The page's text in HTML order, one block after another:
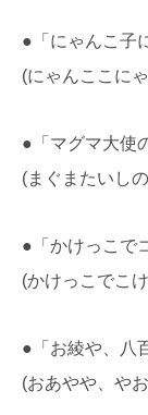
●「にゃんこ子
(にゃんここに
●「マグマ大使
(まぐまたいし
●「かけっこで
(かけっこでこ
●「お綾や、八
(おあやや、や